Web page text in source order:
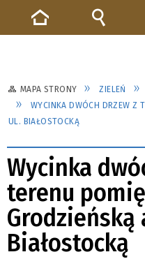
MAPA STRONY ZIELEŃ
WYCINKA DWÓCH DRZEW Z
UL. BIAŁOSTOCKĄ
Wycinka
terenu
Grodzieńską
Białostocką
Strona